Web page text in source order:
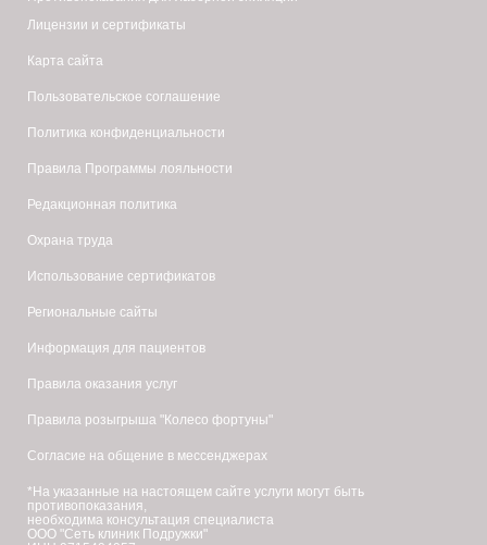
Лицензии и сертификаты
Карта сайта
Пользовательское соглашение
Политика конфиденциальности
Правила Программы лояльности
Редакционная политика
Охрана труда
Использование сертификатов
Региональные сайты
Информация для пациентов
Правила оказания услуг
Правила розыгрыша "Колесо фортуны"
Согласие на общение в мессенджерах
*На указанные на настоящем сайте услуги могут быть
противопоказания,
необходима консультация специалиста
ООО "Сеть клиник Подружки"